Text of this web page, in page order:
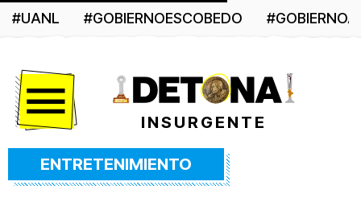
#UANL #GOBIERNOESCOBEDO
INSURGENTE
ENTRETENIMIENTO